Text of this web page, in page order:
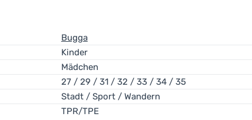
Bugga
Kinder
Mädchen
27 / 29 / 31 / 32 / 33 / 34 / 35
Stadt / Sport / Wandern
TPR/TPE